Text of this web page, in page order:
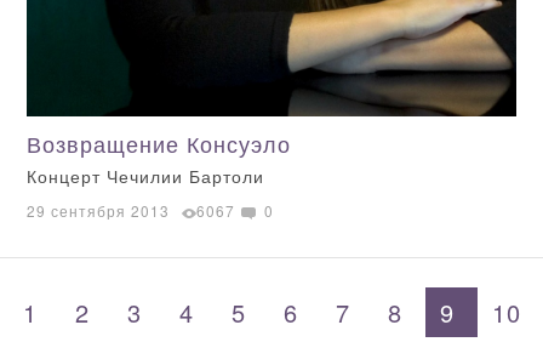
Возвращение Консуэло
Концерт Чечилии Бартоли
29 сентября 2013 6067 0
1 2 3 4 5 6 7 8 9 10